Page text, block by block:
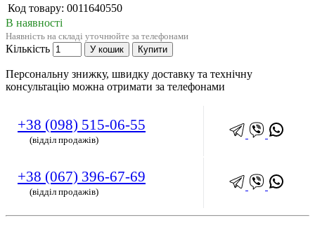
Код товару: 0011640550
В наявності
Наявність на складі уточнюйте за телефонами
Кількість У кошик Купити
Персональну знижку, швидку доставку та технічну
консультацію можна отримати за телефонами
+38 (098) 515-06-55
(відділ продажів)
+38 (067) 396-67-69
(відділ продажів)